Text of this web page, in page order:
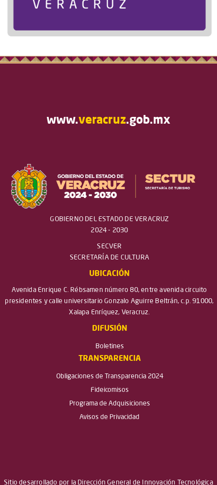
www.veracruz.gob.mx
GOBIERNO DEL ESTADO DE VERACRUZ
2024 - 2030
SECVER
SECRETARÍA DE CULTURA
UBICACIÓN
Avenida Enrique C. Rébsamen número 80, entre avenida circuito
presidentes y calle universitario Gonzalo Aguirre Beltrán, c.p. 91000,
Xalapa Enríquez, Veracruz.
DIFUSIÓN
Boletines
TRANSPARENCIA
Obligaciones de Transparencia 2024
Fideicomisos
Programa de Adquisiciones
Avisos de Privacidad
Sitio desarrollado por la Dirección General de Innovación Tecnológica